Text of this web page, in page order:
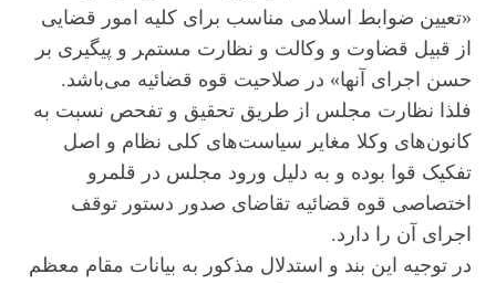
«تعیین ضوابط اسلامی مناسب برای کلیه امور قضایی
از قبیل قضاوت و وکالت و نظارت مستمر و پیگیری بر
حسن اجرای آنها» در صلاحیت قوه قضائیه می‌باشد.
فلذا نظارت مجلس از طریق تحقیق و تفحص نسبت به
کانون‌های وکلا مغایر سیاست‌های کلی نظام و اصل
تفکیک قوا بوده و به دلیل ورود مجلس در قلمرو
اختصاصی قوه قضائیه تقاضای صدور دستور توقف
اجرای آن را دارد.
در توجیه این بند و استدلال مذکور به بیانات مقام معظم